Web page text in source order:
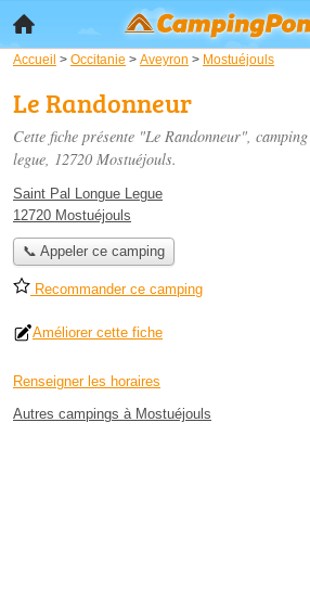
Accueil > Occitanie > Aveyron > Mostuéjouls
Le Randonneur
Cette fiche présente "Le Randonneur",
legue, 12720 Mostuéjouls.
Saint Pal Longue Legue
12720 Mostuéjouls
📞 Appeler ce camping
Recommander ce camping
Améliorer cette fiche
Renseigner les horaires
Autres campings à Mostuéjouls